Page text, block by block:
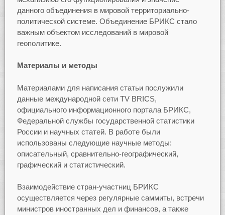
данного объединения в мировой территориально-
политической системе. Объединение БРИКС стало
важным объектом исследований в мировой
геополитике.
Материалы и методы
Материалами для написания статьи послужили
данные международной сети TV BRICS,
официального информационного портала БРИКС,
Федеральной службы государственной статистики
России и научных статей. В работе были
использованы следующие научные методы:
описательный, сравнительно-географический,
графический и статистический.
Взаимодействие стран-участниц БРИКС
осуществляется через регулярные саммиты, встречи
министров иностранных дел и финансов, а также